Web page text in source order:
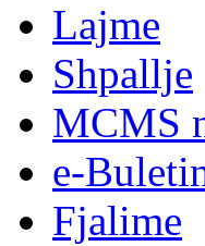
Lajme
Shpallje
MCMS
e-
Fjalime